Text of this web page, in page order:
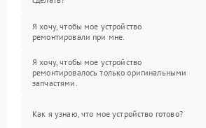
Я хочу, чтобы мое устройство
ремонтировали при мне.
Я хочу, чтобы мое устройство
ремонтировалось только оригинальными
запчастями.
Как я узнаю, что мое устройство готово?